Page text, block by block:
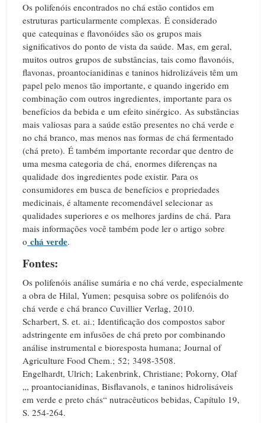
Os polifenóis encontrados no chá estão contidos em
estruturas particularmente complexas. É considerado
que catequinas e flavonóides são os grupos mais
significativos do ponto de vista da saúde. Mas, em geral,
muitos outros grupos de substâncias, tais como flavonóis,
flavonas, proantocianidinas e taninos hidrolizáveis ​​têm um
papel pelo menos tão importante, e quando ingerido em
combinação com outros ingredientes, importante para os
benefícios da bebida e um efeito sinérgico. As substâncias
mais valiosas para a saúde estão presentes no chá verde e
no chá branco, mas menos nas formas de chá fermentado
(chá preto). É também importante recordar que dentro de
uma mesma categoria de chá, enormes diferenças na
qualidade dos ingredientes pode existir. Para os
consumidores em busca de benefícios e propriedades
medicinais, é altamente recomendável selecionar as
qualidades superiores e os melhores jardins de chá. Para
mais informações você também pode ler o artigo sobre
o chá verde.
Fontes:
Os polifenóis análise sumária e no chá verde, especialmente
a obra de Hilal, Yumen; pesquisa sobre os polifenóis do
chá verde e chá branco Cuvillier Verlag, 2010.
Scharbert, S. et. ai.; Identificação dos compostos sabor
adstringente em infusões de chá preto por combinando
análise instrumental e bioresposta humana; Journal of
Agriculture Food Chem.; 52; 3498-3508.
Engelhardt, Ulrich; Lakenbrink, Christiane; Pokorny, Olaf
„, proantocianidinas, Bisflavanols, e taninos hidrolisáveis ​​
em verde e preto chás“ nutracêuticos bebidas, Capítulo 19,
S. 254-264.